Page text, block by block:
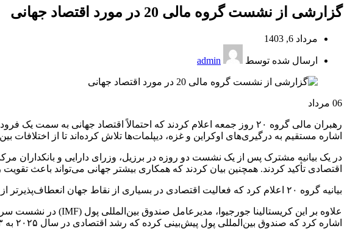
گزارشی از نشست گروه مالی 20 در مورد اقتصاد جهانی
مرداد 6, 1403
ارسال شده توسط admin
06 مرداد
رهبران مالی گروه ۲۰ روز جمعه اعلام کردند که احتمالاً اقتصاد جهانی
اشاره مستقیم به درگیری‌های اوکراین و غزه، دیپلمات‌ها تلاش کرده‌اند تا از
اقتصادی تأکید کردند. همچنین بیان کردند که همکاری بیشتر جهانی می‌تواند باعث
بیانیه گروه ۲۰ اعلام کرد که فعالیت اقتصادی در بسیاری از نقاط جهان انعطاف‌پذیرتر از حد انتظار بوده است، اما بهبود در بین کشورها بسیار نابرابر بوده و به خطر واگرایی اقتصادی کمک می‌کند.
اشاره کرد که صندوق بین‌المللی پول پیش‌بینی کرده که رشد اقتصادی در سال ۲۰۲۵ به ۳.۳ درصد برسد.